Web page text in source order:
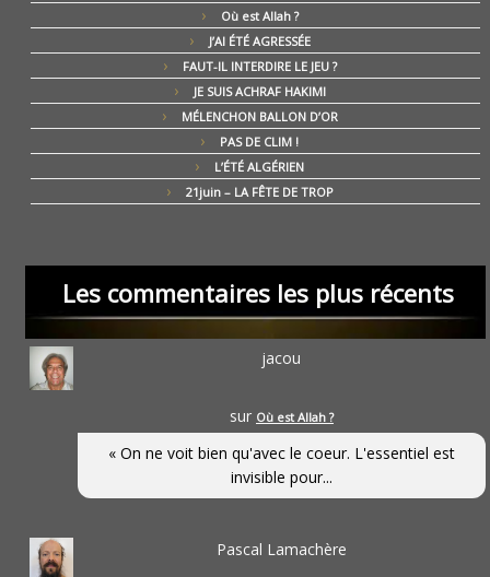
Où est Allah ?
J’AI ÉTÉ AGRESSÉE
FAUT-IL INTERDIRE LE JEU ?
JE SUIS ACHRAF HAKIMI
MÉLENCHON BALLON D’OR
PAS DE CLIM !
L’ÉTÉ ALGÉRIEN
21juin – LA FÊTE DE TROP
Les commentaires les plus récents
jacou
sur Où est Allah ?
« On ne voit bien qu'avec le coeur. L'essentiel est
invisible pour...
Pascal Lamachère